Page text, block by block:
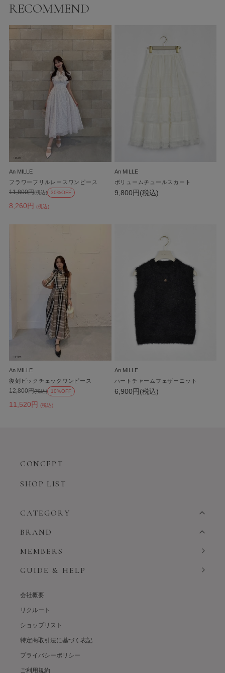
RECOMMEND
An MILLE
フラワーフリルレースワンピース
8,260円 (税込)
11,800円(税込) 30%OFF
An MILLE
ボリュームチュールスカート
9,800円(税込)
An MILLE
復刻ビックチェックワンピース
11,520円 (税込)
12,800円(税込) 10%OFF
An MILLE
ハートチャームフェザーニット
6,900円(税込)
CONCEPT
SHOP LIST
CATEGORY
BRAND
MEMBERS
GUIDE & HELP
会社概要
リクルート
ショップリスト
特定商取引法に基づく表記
プライバシーポリシー
ご利用規約